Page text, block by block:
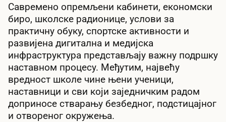
Савремено опремљени кабинети, економски
биро, школске радионице, услови за
практичну обуку, спортске активности и
развијена дигитална и медијска
инфраструктура представљају важну подршку
наставном процесу. Међутим, највећу
вредност школе чине њени ученици,
наставници и сви који заједничким радом
доприносе стварању безбедног, подстицајног
и отвореног окружења.